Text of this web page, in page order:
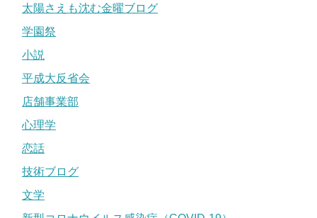
太陽さえも沈む金曜ブログ
学園祭
小説
平成大反省会
店舗事業部
心理学
恋話
技術ブログ
文学